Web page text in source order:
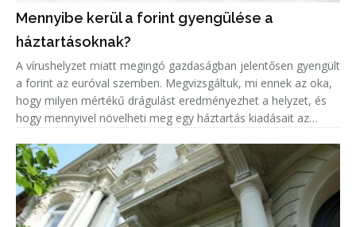
Mennyibe kerül a forint gyengülése a
háztartásoknak?
A vírushelyzet miatt megingó gazdaságban jelentősen gyengült
a forint az euróval szemben. Megvizsgáltuk, mi ennek az oka,
hogy milyen mértékű drágulást eredményezhet a helyzet, és
hogy mennyivel növelheti meg egy háztartás kiadásait az